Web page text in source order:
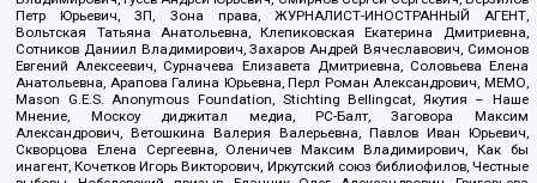
Петр Юрьевич, ЗП, Зона права, ЖУРНАЛИСТ-ИНОСТРАННЫЙ АГЕНТ,
Вольтская Татьяна Анатольевна, Клепиковская Екатерина Дмитриевна,
Сотников Даниил Владимирович, Захаров Андрей Вячеславович, Симонов
Евгений Алексеевич, Сурначева Елизавета Дмитриевна, Соловьева Елена
Анатольевна, Арапова Галина Юрьевна, Перл Роман Александрович, МЕМО,
Mason G.E.S. Anonymous Foundation, Stichting Bellingcat, Якутия – Наше
Мнение, Москоу диджитал медиа, РС-Балт, Заговора Максим
Александрович, Ветошкина Валерия Валерьевна, Павлов Иван Юрьевич,
Скворцова Елена Сергеевна, Оленичев Максим Владимирович, Как бы
инагент, Кочетков Игорь Викторович, Иркутский союз библиофилов, Честные